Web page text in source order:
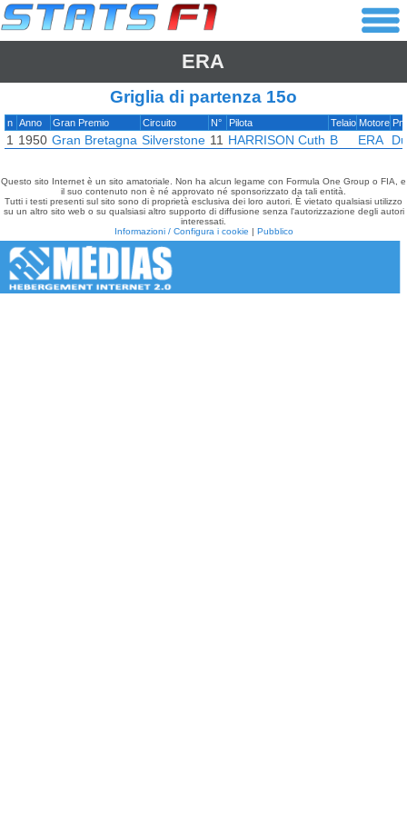
ERA
Griglia di partenza 15o
n Anno Gran Premio Circuito N° Pilota Telaio Motore
1 1950 Gran Bretagna Silverstone 11 HARRISON Cuth B ERA
Questo sito Internet è un sito amatoriale. Non ha alcun legame con Formula One Group o FIA, e
il suo contenuto non è né approvato né sponsorizzato da tali entità.
Tutti i testi presenti sul sito sono di proprietà esclusiva dei loro autori. È vietato qualsiasi utilizzo
su un altro sito web o su qualsiasi altro supporto di diffusione senza l'autorizzazione degli autori
interessati.
Informazioni / Configura i cookie | Pubblico